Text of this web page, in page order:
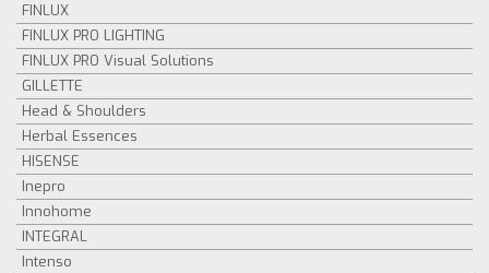
FINLUX
FINLUX PRO LIGHTING
FINLUX PRO Visual Solutions
GILLETTE
Head & Shoulders
Herbal Essences
HISENSE
Inepro
Innohome
INTEGRAL
Intenso